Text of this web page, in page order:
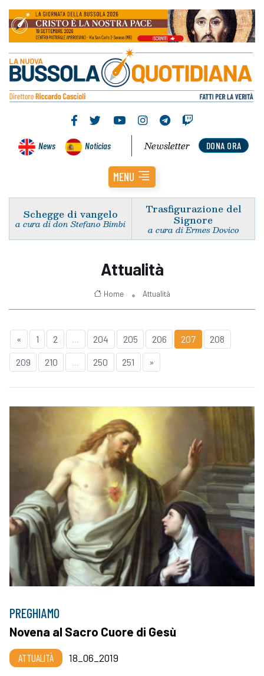
News Noticias DONA ORA
Newsletter
MENU
Schegge di vangelo
a cura di don Stefano Bimbi
Trasfigurazione del
Signore
a cura di Ermes Dovico
Attualità
Home Attualità
« 1 2 204 205 206 207 208
209 210 ... 250 251 »
PREGHIAMO
Novena al Sacro Cuore di Gesù
ATTUALITÀ
18_06_2019